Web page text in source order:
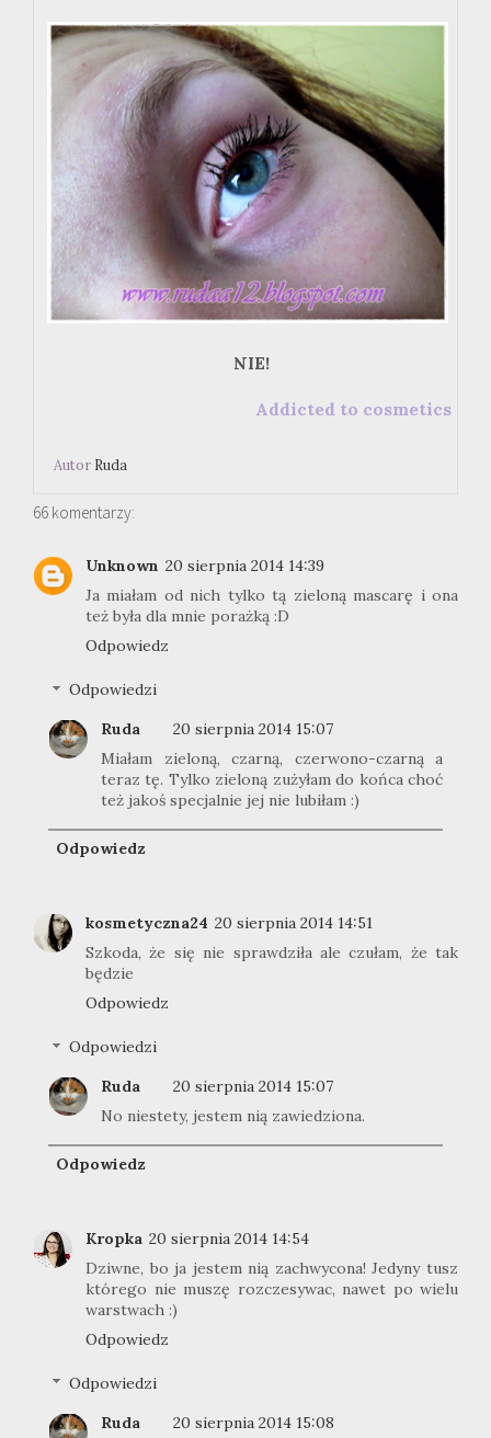
NIE!
Addicted to cosmetics
Autor Ruda
66 komentarzy:
Unknown 20 sierpnia 2014 14:39
Ja miałam od nich tylko tą zieloną mascarę i ona
też była dla mnie porażką :D
Odpowiedz
Odpowiedzi
Ruda
20 sierpnia 2014 15:07
Miałam zieloną, czarną, czerwono-czarną a
teraz tę. Tylko zieloną zużyłam do końca choć
też jakoś specjalnie jej nie lubiłam :)
Odpowiedz
kosmetyczna24 20 sierpnia 2014 14:51
Szkoda, że się nie sprawdziła ale czułam, że tak
będzie
Odpowiedz
Odpowiedzi
Ruda
20 sierpnia 2014 15:07
No niestety, jestem nią zawiedziona.
Odpowiedz
Kropka 20 sierpnia 2014 14:54
Dziwne, bo ja jestem nią zachwycona! Jedyny tusz
którego nie muszę rozczesywac, nawet po wielu
warstwach :)
Odpowiedz
Odpowiedzi
Ruda
20 sierpnia 2014 15:08